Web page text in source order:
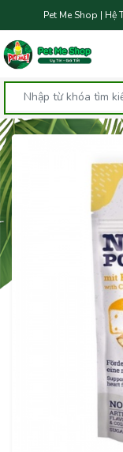
Pet Me Shop | Hệ